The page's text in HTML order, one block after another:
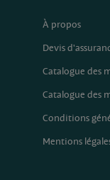
À propos
Devis
Catalogue des
Catalogue des
Conditions
Mentions